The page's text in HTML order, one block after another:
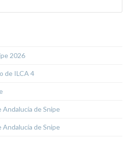
2026
de ILCA 4
Andalucía de Snipe
Andalucía de Snipe